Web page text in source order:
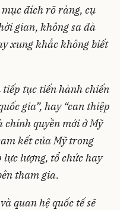
đích rõ ràng, cụ
gian, không sa đà
xung khắc không biết
tục tiến hành chiến
gia”, hay “can thiệp
chính quyền mới ở Mỹ
kết của Mỹ trong
lượng, tổ chức hay
tham gia.
quan hệ quốc tế sẽ